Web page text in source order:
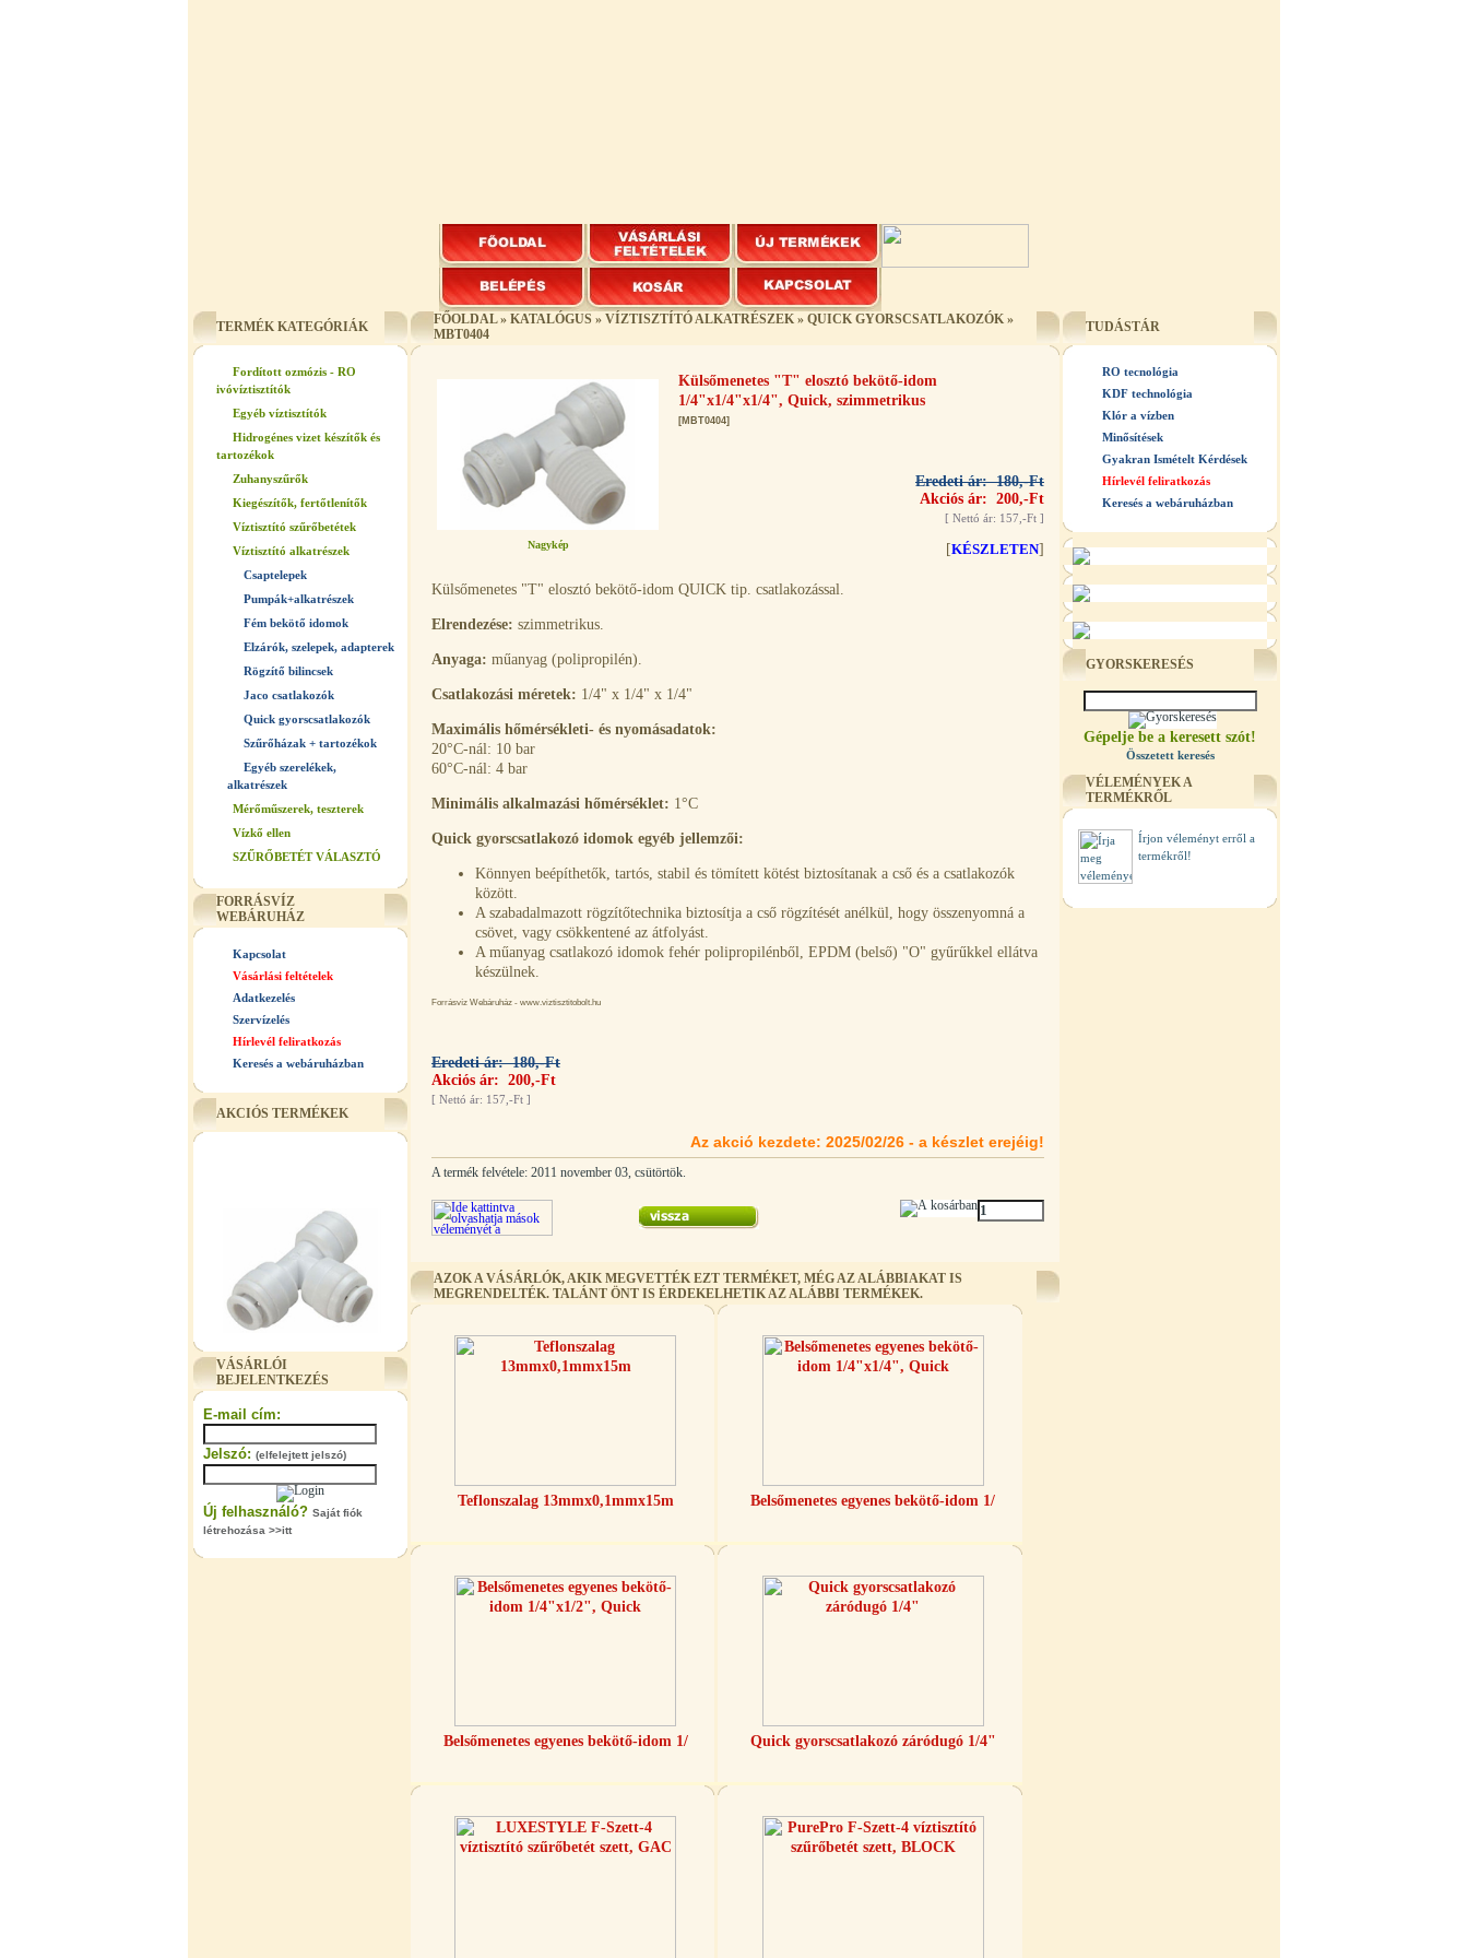
TERMÉK KATEGÓRIÁK
Fordított ozmózis - RO
ivóvíztisztítók
Egyéb víztisztítók
Hidrogénes vizet készítők és
tartozékok
Zuhanyszűrők
Kiegészítők, fertőtlenítők
Víztisztító szűrőbetétek
Víztisztító alkatrészek
Csaptelepek
Pumpák+alkatrészek
Fém bekötő idomok
Elzárók, szelepek, adapterek
Rögzítő bilincsek
Jaco csatlakozók
Quick gyorscsatlakozók
Szűrőházak + tartozékok
Egyéb szerelékek,
alkatrészek
Mérőműszerek, teszterek
Vízkő ellen
SZŰRŐBETÉT VÁLASZTÓ
FORRÁSVÍZ
WEBÁRUHÁZ
Kapcsolat
Vásárlási feltételek
Adatkezelés
Szervízelés
Hírlevél feliratkozás
Keresés a webáruházban
AKCIÓS TERMÉKEK
"T" elosztó-idom 3/8"x1/4"x3/8",
Quick
320,-Ft
VÁSÁRLÓI
BEJELENTKEZÉS
E-mail cím:
Jelszó: (elfelejtett jelszó)
Új felhasználó? Saját fiók
létrehozása >>itt
FŐOLDAL» KATALÓGUS » VÍZTISZTÍTÓ ALKATRÉSZEK » QUICK GYORSCSATLAKOZÓK »
MBT0404
Nagykép
Külsőmenetes "T" elosztó bekötő-idom
1/4"x1/4"x1/4", Quick, szimmetrikus
[MBT0404]
Eredeti ár: 180,-Ft
Akciós ár: 200,-Ft
[ Nettó ár: 157,-Ft ]
[KÉSZLETEN]
Külsőmenetes "T" elosztó bekötő-idom QUICK tip. csatlakozással.
Elrendezése: szimmetrikus.
Anyaga: műanyag (polipropilén).
Csatlakozási méretek: 1/4" x 1/4" x 1/4"
Maximális hőmérsékleti- és nyomásadatok:
20°C-nál: 10 bar
60°C-nál: 4 bar
Minimális alkalmazási hőmérséklet: 1°C
Quick gyorscsatlakozó idomok egyéb jellemzői:
Könnyen beépíthetők, tartós, stabil és tömített kötést biztosítanak a cső és a csatlakozók
között.
A szabadalmazott rögzítőtechnika biztosítja a cső rögzítését anélkül, hogy összenyomná a
csövet, vagy csökkentené az átfolyást.
A műanyag csatlakozó idomok fehér polipropilénből, EPDM (belső) "O" gyűrűkkel ellátva
készülnek.
Forrásvíz Webáruház - www.viztisztitobolt.hu
Eredeti ár: 180,-Ft
Akciós ár: 200,-Ft
[ Nettó ár: 157,-Ft ]
Az akció kezdete: 2025/02/26 - a készlet erejéig!
A termék felvétele: 2011 november 03, csütörtök.
AZOK A VÁSÁRLÓK, AKIK MEGVETTÉK EZT TERMÉKET, MÉG AZ ALÁBBIAKAT IS
MEGRENDELTÉK. TALÁNT ÖNT IS ÉRDEKELHETIK AZ ALÁBBI TERMÉKEK.
Teflonszalag 13mmx0,1mmx15m Belsőmenetes egyenes bekötő-idom 1/
Belsőmenetes egyenes bekötő-idom 1/ Quick gyorscsatlakozó záródugó 1/4"
TUDÁSTÁR
RO tecnológia
KDF technológia
Klór a vízben
Minősítések
Gyakran Ismételt Kérdések
Hírlevél feliratkozás
Keresés a webáruházban
GYORSKERESÉS
Gépelje be a keresett szót!
Összetett keresés
VÉLEMÉNYEK A
TERMÉKRŐL
Írjon véleményt erről a
termékről!